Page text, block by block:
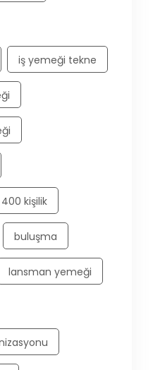
iş yemeği tekne
400 kişilik
buluşma
lansman yemeği